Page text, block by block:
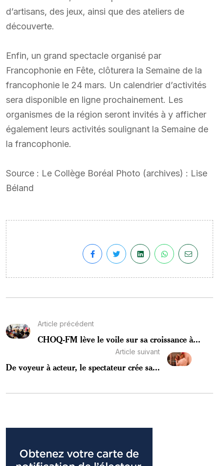
d’artisans, des jeux, ainsi que des ateliers de
découverte.
Enfin, un grand spectacle organisé par
Francophonie en Fête, clôturera la Semaine de la
francophonie le 24 mars. Un calendrier d’activités
sera disponible en ligne prochainement. Les
organismes de la région seront invités à y afficher
également leurs activités soulignant la Semaine de
la francophonie.
Source : Le Collège Boréal Photo (archives) : Lise
Béland
Article précédent
CHOQ-FM lève le voile sur sa croissance à...
Article suivant
De voyeur à acteur, le spectateur crée sa...